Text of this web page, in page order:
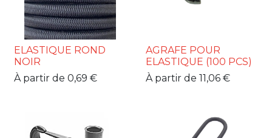
ELASTIQUE ROND
NOIR
À partir de 0,69 €
AGRAFE POUR
ELASTIQUE (100 PCS)
À partir de 11,06€